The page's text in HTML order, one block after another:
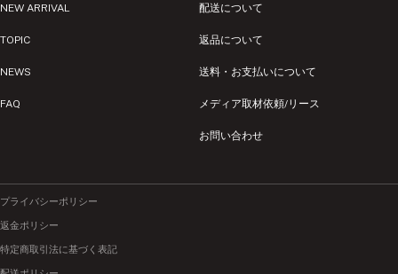
NEW ARRIVAL
TOPIC
NEWS
FAQ
配送について
返品について
送料・お支払いについて
メディア取材依頼/リース
お問い合わせ
プライバシーポリシー
返金ポリシー
特定商取引法に基づく表記